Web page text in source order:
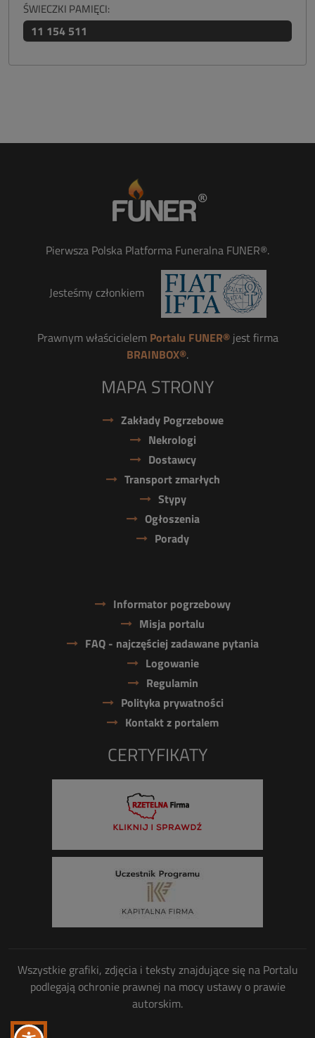
ŚWIECZKI PAMIĘCI:
11 154 511
Pierwsza Polska Platforma Funeralna FUNER®.
Jesteśmy członkiem
Prawnym właścicielem Portalu FUNER®jest firma
BRAINBOX®.
MAPA STRONY
Zakłady Pogrzebowe
Nekrologi
Dostawcy
Transport zmarłych
Stypy
Ogłoszenia
Porady
Informator pogrzebowy
Misja portalu
FAQ - najczęściej zadawane pytania
Logowanie
Regulamin
Polityka prywatności
Kontakt z portalem
CERTYFIKATY
Wszystkie grafiki, zdjęcia i teksty znajdujące się na Portalu
podlegają ochronie prawnej na mocy ustawy o prawie
autorskim.